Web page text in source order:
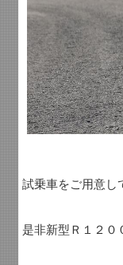
試乗車をご用意し
是非新型Ｒ１２０